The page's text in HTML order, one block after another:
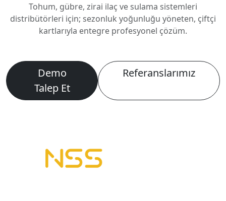
Tohum, gübre, zirai ilaç ve sulama sistemleri
distribütörleri için; sezonluk yoğunluğu yöneten, çiftçi
kartlarıyla entegre profesyonel çözüm.
Demo
Talep Et
Referanslarımız